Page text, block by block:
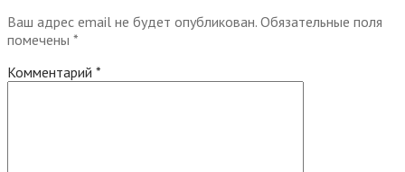
Ваш адрес email не будет опубликован. Обязательные поля
помечены *
Комментарий *